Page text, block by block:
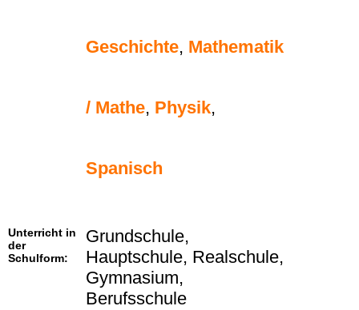
Geschichte, Mathematik
/ Mathe, Physik,
Spanisch
Unterricht in
der
Schulform:
Grundschule,
Hauptschule, Realschule,
Gymnasium,
Berufsschule